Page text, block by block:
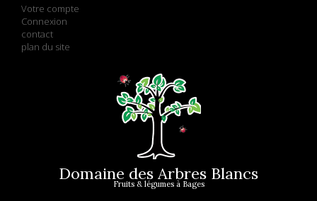
Votre compte
Connexion
contact
plan du site
Domaine des Arbres Blancs
Fruits & légumes à Bages